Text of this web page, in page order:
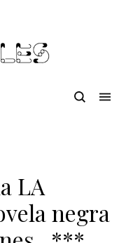
LA
negra